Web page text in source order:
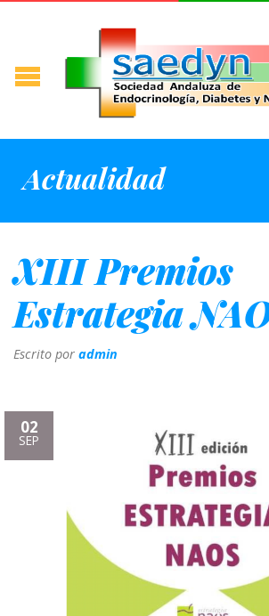
Actualidad
XIII Premios
Estrategia
Escrito por admin
02
SEP